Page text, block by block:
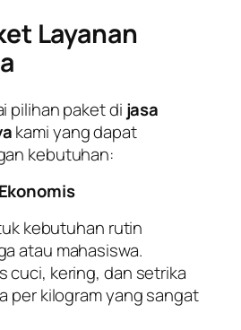
Layanan
pilihan paket di jasa
kami yang dapat
kebutuhan:
kebutuhan rutin
atau mahasiswa.
cuci, kering, dan setrika
per kilogram yang sangat